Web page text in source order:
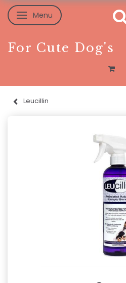
Toggle navigation
Menu
For Cute Dog's
Leucillin